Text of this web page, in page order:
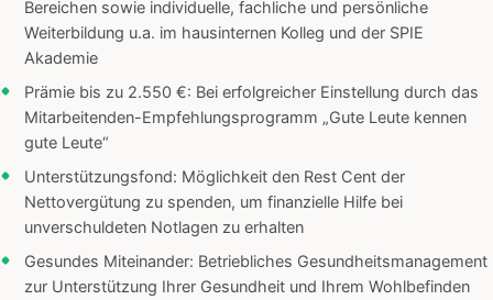
Bereichen sowie individuelle, fachliche und persönliche
Weiterbildung u.a. im hausinternen Kolleg und der SPIE
Akademie
Prämie bis zu 2.550 €: Bei erfolgreicher Einstellung durch das
Mitarbeitenden-Empfehlungsprogramm „Gute Leute kennen
gute Leute“
Unterstützungsfond: Möglichkeit den Rest Cent der
Nettovergütung zu spenden, um finanzielle Hilfe bei
unverschuldeten Notlagen zu erhalten
Gesundes Miteinander: Betriebliches Gesundheitsmanagement
zur Unterstützung Ihrer Gesundheit und Ihrem Wohlbefinden